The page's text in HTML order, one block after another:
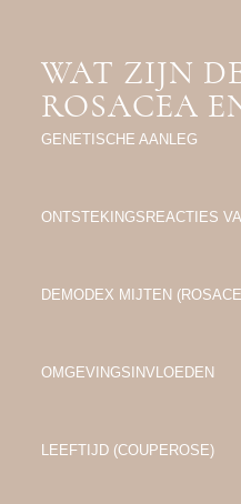
WAT ZIJN
ROSACEA
GENETISCHE AANLEG
ONTSTEKINGSREACTIES
DEMODEX MIJTEN
OMGEVINGSINVLOEDEN
LEEFTIJD (COUPEROSE)